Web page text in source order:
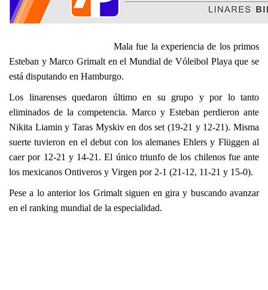
Mala fue la experiencia de los primos
Esteban y Marco Grimalt en el Mundial deVóleibol Playa que se
está disputando en Hamburgo.
Los linarenses quedaron último en su grupo y por lo tanto
eliminados de la competencia. Marco y Esteban perdieron ante
Nikita Liamin y Taras Myskiv en dos set (19-21 y 12-21). Misma
suerte tuvieron en el debut con los alemanes Ehlers y Flüggen al
caer por 12-21 y 14-21. El único triunfo de los chilenos fue ante
los mexicanos Ontiveros y Virgen por 2-1 (21-12, 11-21 y 15-0).
Pese a lo anterior los Grimalt siguen en gira y buscando avanzar
en el ranking mundial de la especialidad.